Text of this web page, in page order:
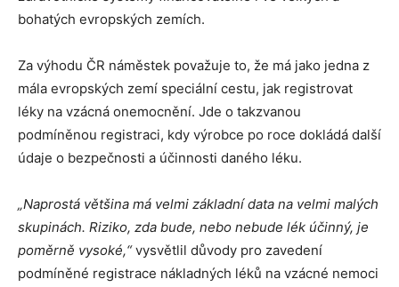
bohatých evropských zemích.
Za výhodu ČR náměstek považuje to, že má jako jedna z
mála evropských zemí speciální cestu, jak registrovat
léky na vzácná onemocnění. Jde o takzvanou
podmíněnou registraci, kdy výrobce po roce dokládá další
údaje o bezpečnosti a účinnosti daného léku.
„Naprostá většina má velmi základní data na velmi malých
skupinách. Riziko, zda bude, nebo nebude lék účinný, je
poměrně vysoké,“vysvětlil důvody pro zavedení
podmíněné registrace nákladných léků na vzácné nemoci